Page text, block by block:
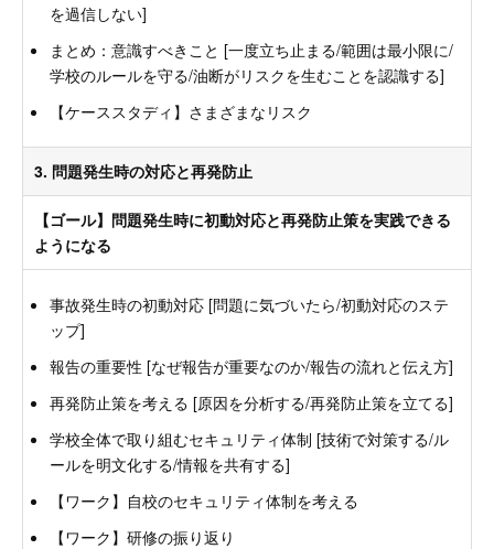
を過信しない]
まとめ：意識すべきこと [一度立ち止まる/範囲は最小限に/
学校のルールを守る/油断がリスクを生むことを認識する]
【ケーススタディ】さまざまなリスク
3. 問題発生時の対応と再発防止
【ゴール】問題発生時に初動対応と再発防止策を実践できる
ようになる
事故発生時の初動対応 [問題に気づいたら/初動対応のステ
ップ]
報告の重要性 [なぜ報告が重要なのか/報告の流れと伝え方]
再発防止策を考える [原因を分析する/再発防止策を立てる]
学校全体で取り組むセキュリティ体制 [技術で対策する/ル
ールを明文化する/情報を共有する]
【ワーク】自校のセキュリティ体制を考える
【ワーク】研修の振り返り